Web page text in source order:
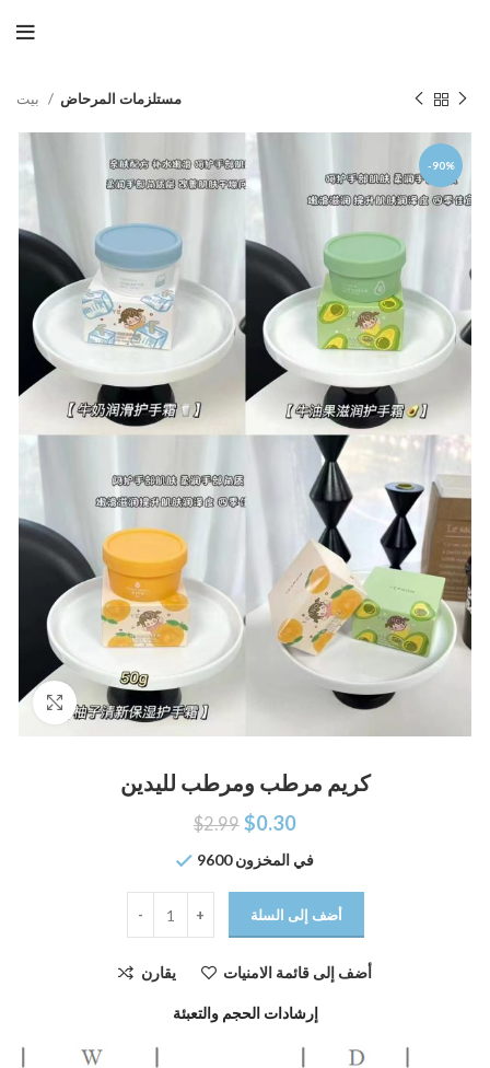
مستلزمات المرحاض
-90%
اضغط للتكبير
كريم مرطب ومرطب لليدين
$2.99 $0.30
9600 في المخزون
أضف إلى السلة
يقارن أضف إلى قائمة الامنيات
إرشادات الحجم والتعبئة